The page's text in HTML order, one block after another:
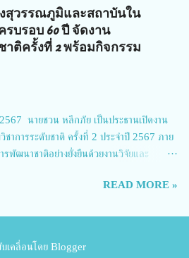
พชร 3.นางสาวหัตถาภรณ์ เสาร์เรือน ผู้อำนวย
นางเพ็ญศรี ขุนทอง ผู้อำนวยการวิทยาลัย
ยธเนศ คงวังทอง ผู้อำนวยการวิทยาลัย
ยชัยณรงค์ คชมาตย์ ผู้อำนวยการวิทยาลัย
การวิทยาลัยเทคนิคตาก นายจักรภพ กล่าว
ศึกษาจำนวนมาก ต้องการควา...
สุวรรณภูมิและสถาบันใน
บรอบ 60 ปี จัดงาน
ติครั้งที่ 2 พร้อมกิจกรรม
นายชวน หลีกภัย เป็นประธานเปิดงาน
ชาการระดับชาติ ครั้งที่ 2 ประจำปี 2567 ภาย
รพัฒนาชาติอย่างยั่งยืนด้วยงานวิจัยและ
National Conference 2024: 'Towards
ยืนด้วยงานวิจัยและนวัตกรรม" และ นางสาวศิริ
วตระกูล ผู้เชี่ยวชาญด้านระบบวิจัย ผู้อำนวย
READ MORE »
บเคลื่อนโดย Blogger